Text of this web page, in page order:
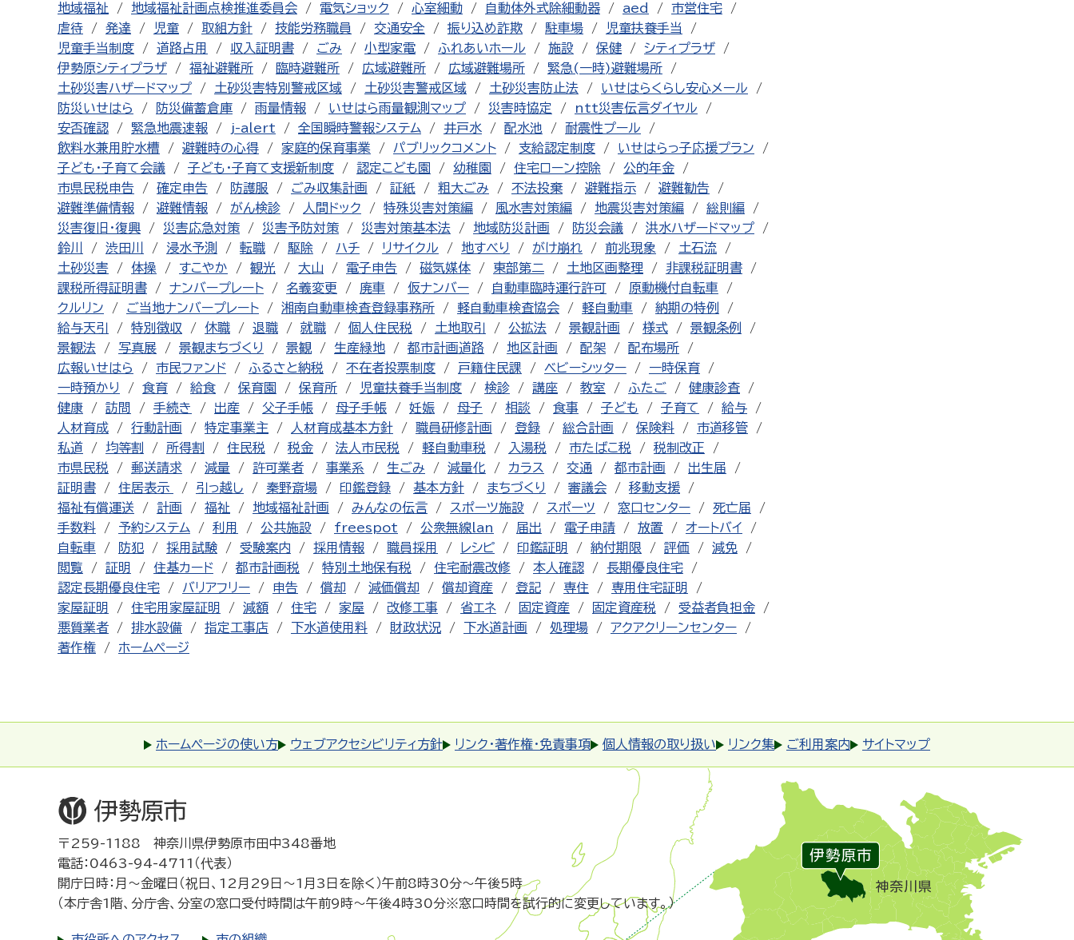
地域福祉
地域福祉計画点検推進委員会 電気ショック 心室細動 自動体外式除細動器 aed
市営住宅
虐待
発達 児童 取組方針 技能労務職員 交通安全 振り込め詐欺 駐車場
児童扶養手当
児童手当制度
道路占用 収入証明書 ごみ 小型家電 ふれあいホール 施設 保健
シティプラザ
伊勢原シティプラザ
福祉避難所 臨時避難所 広域避難所 広域避難場所
緊急(一時)避難場所
土砂災害ハザードマップ
土砂災害特別警戒区域 土砂災害警戒区域 土砂災害防止法
いせはらくらし安心メール
防災いせはら
防災備蓄倉庫 雨量情報 いせはら雨量観測マップ 災害時協定
ntt災害伝言ダイヤル
安否確認
緊急地震速報 j-alert 全国瞬時警報システム 井戸水 配水池
耐震性プール
飲料水兼用貯水槽
避難時の心得 家庭的保育事業 パブリックコメント 支給認定制度
いせはらっ子応援プラン
子ども・子育て会議
子ども・子育て支援新制度 認定こども園 幼稚園 住宅ローン控除
公的年金
市県民税申告
確定申告 防護服 ごみ収集計画 証紙 粗大ごみ 不法投棄 避難指示
避難勧告
避難準備情報
避難情報 がん検診 人間ドック 特殊災害対策編 風水害対策編 地震災害対策編
総則編
災害復旧・復興
災害応急対策 災害予防対策 災害対策基本法 地域防災計画 防災会議
洪水ハザードマップ
鈴川
渋田川 浸水予測 転職 駆除 ハチ リサイクル 地すべり がけ崩れ 前兆現象
土石流
土砂災害
体操 すこやか 観光 大山 電子申告 磁気媒体 東部第二 土地区画整理
非課税証明書
課税所得証明書
ナンバープレート 名義変更 廃車 仮ナンバー 自動車臨時運行許可
原動機付自転車
クルリン
ご当地ナンバープレート 湘南自動車検査登録事務所 軽自動車検査協会 軽自動車
納期の特例
給与天引
特別徴収 休職 退職 就職 個人住民税 土地取引 公拡法 景観計画 様式
景観条例
景観法
写真展 景観まちづくり 景観 生産緑地 都市計画道路 地区計画 配架
配布場所
広報いせはら
市民ファンド ふるさと納税 不在者投票制度 戸籍住民課 ベビーシッター
一時保育
一時預かり
食育 給食 保育園 保育所 児童扶養手当制度 検診 講座 教室 ふたご
健康診査
健康
訪問 手続き 出産 父子手帳 母子手帳 妊娠 母子 相談 食事 子ども 子育て
給与
人材育成
行動計画 特定事業主 人材育成基本方針 職員研修計画 登録 総合計画 保険料
市道移管
私道
均等割 所得割 住民税 税金 法人市民税 軽自動車税 入湯税 市たばこ税
税制改正
市県民税
郵送請求 減量 許可業者 事業系 生ごみ 減量化 カラス 交通 都市計画
出生届
証明書
住居表示 引っ越し 秦野斎場 印鑑登録 基本方針 まちづくり 審議会
移動支援
福祉有償運送
計画 福祉 地域福祉計画 みんなの伝言 スポーツ施設 スポーツ 窓口センター
死亡届
手数料
予約システム 利用 公共施設 freespot 公衆無線lan 届出 電子申請 放置
オートバイ
自転車
防犯 採用試験 受験案内 採用情報 職員採用 レシピ 印鑑証明 納付期限 評価
減免
閲覧
証明 住基カード 都市計画税 特別土地保有税 住宅耐震改修 本人確認
長期優良住宅
認定長期優良住宅
バリアフリー 申告 償却 減価償却 償却資産 登記 専住
専用住宅証明
家屋証明
住宅用家屋証明 減額 住宅 家屋 改修工事 省エネ 固定資産 固定資産税
受益者負担金
悪質業者
排水設備 指定工事店 下水道使用料 財政状況 下水道計画 処理場
アクアクリーンセンター
著作権
ホームページ
ホームページの使い方 ウェブアクセシビリティ方針 リンク・著作権・免責事項 個人情報の取り扱い リンク集 ご利用案内 サイトマップ
〒259-1188 神奈川県伊勢原市田中348番地
電話：0463-94-4711（代表）
開庁日時：月～金曜日（祝日、12月29日～1月3日を除く）午前8時30分～午後5時
（本庁舎1階、分庁舎、分室の窓口受付時間は午前9時～午後4時30分※窓口時間を試行的に変更しています。）